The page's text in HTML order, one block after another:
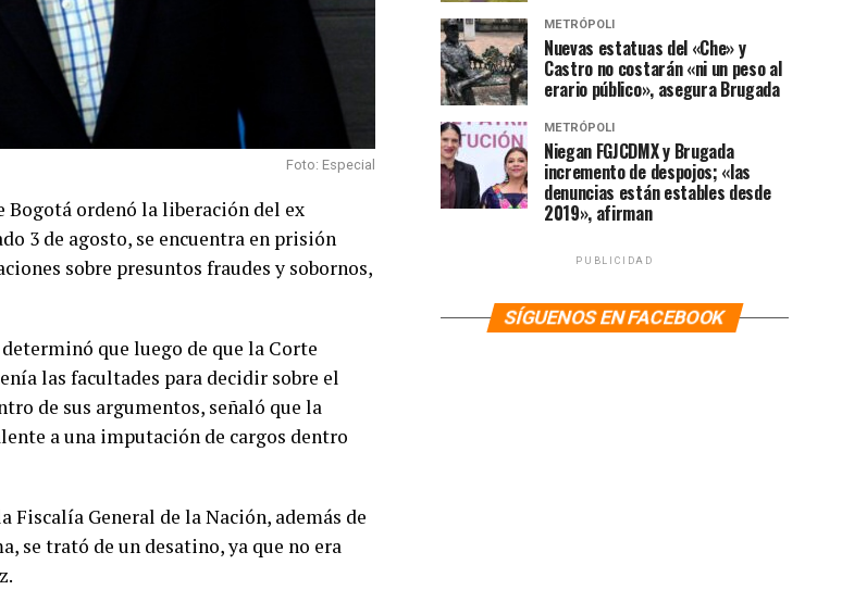
Foto: Especial
Bogotá ordenó la liberación del ex
3 de agosto, se encuentra en prisión
sobre presuntos fraudes y sobornos,
que luego de que la Corte
las facultades para decidir sobre el
de sus argumentos, señaló que la
a una imputación de cargos dentro
General de la Nación, además de
se trató de un desatino, ya que no era
METRÓPOLI
Nuevas estatuas del «Che» y
Castro no costarán «ni un peso al
erario público», asegura Brugada
METRÓPOLI
Niegan FGJCDMX y Brugada
incremento de despojos; «las
denuncias están estables desde
2019», afirman
PUBLICIDAD
SÍGUENOS EN FACEBOOK